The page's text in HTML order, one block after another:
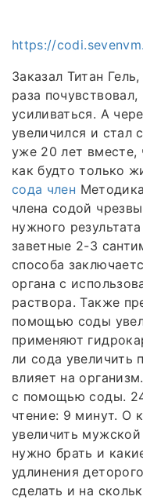
https://
Заказал Титан
раза
усиливаться. А
увеличился и стал
уже 20 лет вместе,
как будто только
сода член
члена содой
нужного
заветные 2-3
способа
органа с
раствора. Также
помощью соды
применяют
ли сода увеличить
влияет на
с помощью соды.
чтение: 9 минут. О
увеличить
нужно брать и
удлинения
сделать и на